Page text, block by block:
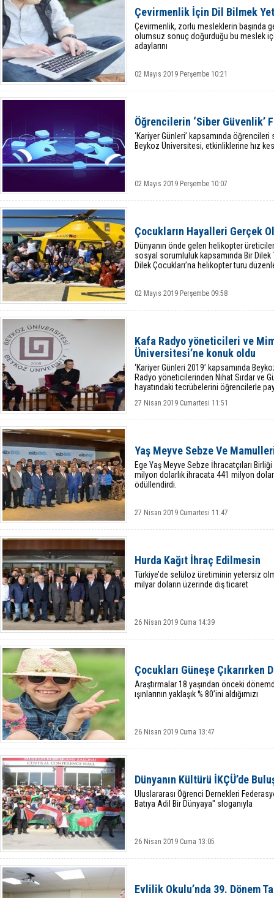
Çevirmenlik İçin Dil Bilmek
Çevirmenlik, zorlu mesleklerin başında
olumsuz sonuç doğurduğu bu meslek
adaylarını
02 Mayıs 2019 Perşembe 10:21
Öğrencilerin ‘Siber Güvenlik’
‘Kariyer Günleri’ kapsamında
Beykoz Üniversitesi, etkinliklerine hız
02 Mayıs 2019 Perşembe 10:07
Çocukların Hayalleri Gerçek
Dünyanın önde gelen helikopter
sosyal sorumluluk kapsamında Bir Dilek
Dilek Çocukları’na helikopter turu
02 Mayıs 2019 Perşembe 09:58
Kafa Radyo yöneticileri ve
Üniversitesi’ne konuk oldu
‘Kariyer Günleri 2019’ kapsamında
Radyo yöneticilerinden Nihat Sırdar ve
hayatındaki tecrübelerini öğrencilerle
27 Nisan 2019 Cumartesi 11:51
Yaş Meyve Sebze Ve
Ege Yaş Meyve Sebze İhracatçıları
milyon dolarlık ihracata 441 milyon
ödüllendirdi.
27 Nisan 2019 Cumartesi 11:47
Hurda Kağıt İhraç Edilmesin
Türkiye’de selüloz üretiminin yetersiz
milyar doların üzerinde dış ticaret
26 Nisan 2019 Cuma 14:39
Çocukları Güneşe Çıkarırken
Araştırmalar 18 yaşından önceki
ışınlarının yaklaşık % 80’ini aldığımızı
26 Nisan 2019 Cuma 13:47
Dünyanın Kültürü İKÇÜ’de
Uluslararası Öğrenci Dernekleri
Batıya Adil Bir Dünyaya" sloganıyla
26 Nisan 2019 Cuma 13:05
Evlilik Okulu’nda 39. Dönem